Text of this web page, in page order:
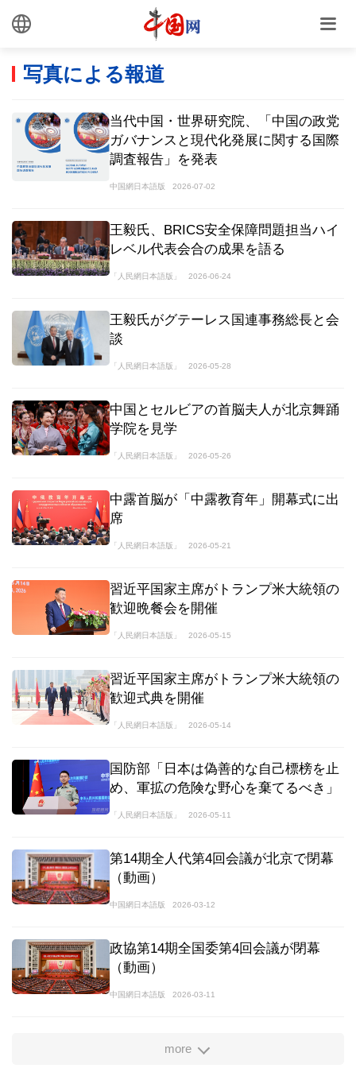
写真による報道
当代中国・世界研究院、「中国の政党
ガバナンスと現代化発展に関する国際
調査報告」を発表
中国網日本語版 2026-07-02
王毅氏、BRICS安全保障問題担当ハイ
レベル代表会合の成果を語る
「人民網日本語版」 2026-06-24
王毅氏がグテーレス国連事務総長と会
談
「人民網日本語版」 2026-05-28
中国とセルビアの首脳夫人が北京舞踊
学院を見学
「人民網日本語版」 2026-05-26
中露首脳が「中露教育年」開幕式に出
席
「人民網日本語版」 2026-05-21
習近平国家主席がトランプ米大統領の
歓迎晩餐会を開催
「人民網日本語版」 2026-05-15
習近平国家主席がトランプ米大統領の
歓迎式典を開催
「人民網日本語版」 2026-05-14
国防部「日本は偽善的な自己標榜を止
め、軍拡の危険な野心を棄てるべき」
「人民網日本語版」 2026-05-11
第14期全人代第4回会議が北京で閉幕
（動画）
中国網日本語版 2026-03-12
政協第14期全国委第4回会議が閉幕
（動画）
中国網日本語版 2026-03-11
more